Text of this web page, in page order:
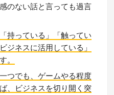
のない話と言っても過言
「持っている」「触ってい
ジネスに活用している」
。
つでも、ゲームやる程度
、ビジネスを切り開く突